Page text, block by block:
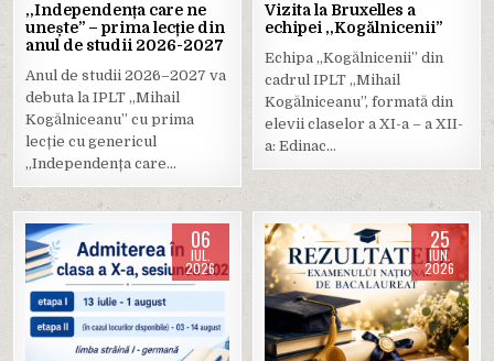
,,Independența care ne
unește” – prima lecție din
anul de studii 2026-2027
Anul de studii 2026–2027 va
debuta la IPLT „Mihail
Kogălniceanu” cu prima
lecție cu genericul
„Independența care…
Vizita la Bruxelles a
echipei ,,Kogălnicenii”
Echipa „Kogălnicenii” din
cadrul IPLT „Mihail
Kogălniceanu”, formată din
elevii claselor a XI-a – a XII-
a: Edinac…
06
IUL.
2026
Posted
in
25
IUN.
2026
Posted
in